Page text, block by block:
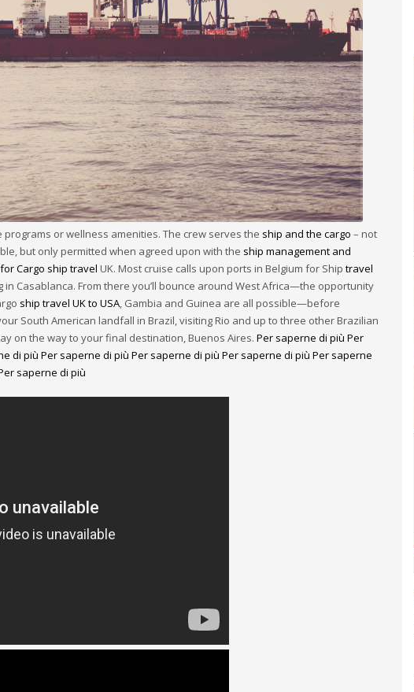
or wellness amenities. The crew serves the ship and the cargo – not
but only permitted when agreed upon with the ship management and
Cargo ship travel UK. Most cruise calls upon ports in Belgium for Ship travel
in Casablanca. From there you’ll bounce around West Africa—the opportunity
ship travel UK to USA, Gambia and Guinea are all possible—before
South American landfall in Brazil, visiting Rio and up to three other Brazilian
on the way to your final destination, Buenos Aires. Per saperne di più Per
di più Per saperne di più Per saperne di più Per saperne di più Per saperne
saperne di più